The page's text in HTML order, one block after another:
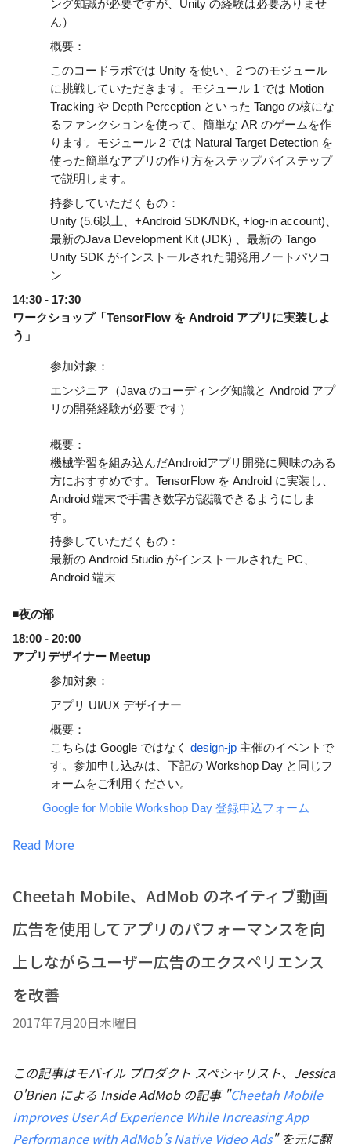
ング知識が必要ですが、Unity の経験は必要ありませ
ん）
概要：
このコードラボでは Unity を使い、2 つのモジュール
に挑戦していただきます。モジュール 1 では Motion
Tracking や Depth Perception といった Tango の核にな
るファンクションを使って、簡単な AR のゲームを作
ります。モジュール 2 では Natural Target Detection を
使った簡単なアプリの作り方をステップバイステップ
で説明します。
持参していただくもの：
Unity (5.6以上、+Android SDK/NDK, +log-in account)、
最新のJava Development Kit (JDK) 、最新の Tango
Unity SDK がインストールされた開発用ノートパソコ
ン
14:30 - 17:30
ワークショップ「TensorFlow を Android アプリに実装しよ
う」
参加対象：
エンジニア（Java のコーディング知識と Android アプ
リの開発経験が必要です）
概要：
機械学習を組み込んだAndroidアプリ開発に興味のある
方におすすめです。TensorFlow を Android に実装し、
Android 端末で手書き数字が認識できるようにしま
す。
持参していただくもの：
最新の Android Studio がインストールされた PC、
Android 端末
◾夜の部
18:00 - 20:00
アプリデザイナー Meetup
参加対象：
アプリ UI/UX デザイナー
概要：
こちらは Google ではなく design-jp 主催のイベントで
す。参加申し込みは、下記の Workshop Day と同じフ
ォームをご利用ください。
Google for Mobile Workshop Day 登録申込フォーム
Read More
Cheetah Mobile、AdMob のネイティブ動画
広告を使用してアプリのパフォーマンスを向
上しながらユーザー広告のエクスペリエンス
を改善
2017年7月20日木曜日
この記事はモバイル プロダクト スペシャリスト、Jessica
O'Brien による Inside AdMob の記事 "Cheetah Mobile
Improves User Ad Experience While Increasing App
Performance with AdMob’s Native Video Ads" を元に翻